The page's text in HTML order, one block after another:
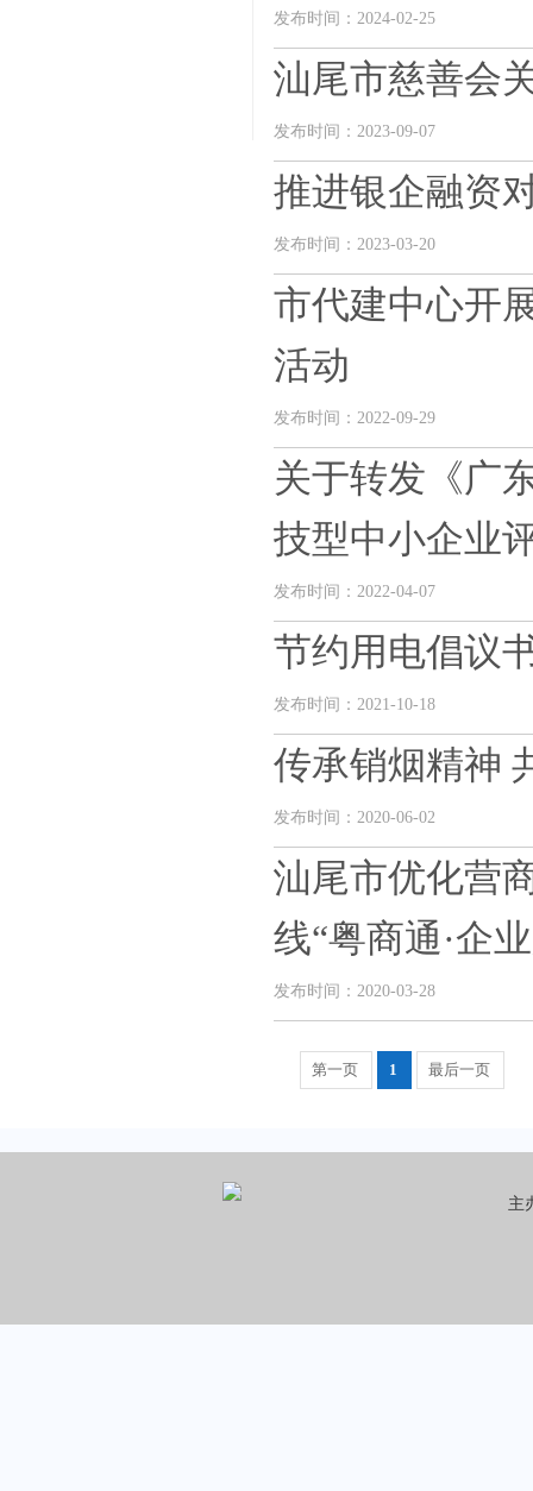
发布时间：2024-02-25
汕尾市慈善会
发布时间：2023-09-07
推进银企融资
发布时间：2023-03-20
市代建中心开
活动
发布时间：2022-09-29
关于转发《广
技型中小企业
发布时间：2022-04-07
节约用电倡议
发布时间：2021-10-18
传承销烟精神
发布时间：2020-06-02
汕尾市优化营
线“粤商通·企
发布时间：2020-03-28
第一页 1 最后一页
主